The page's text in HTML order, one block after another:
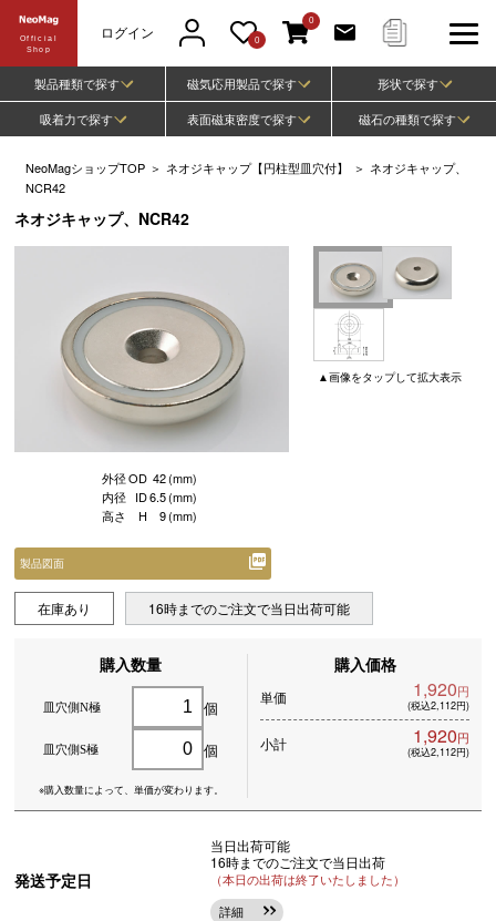
Official
Shop
ログイン 0
0
製品種類で探す 磁気応用製品で探す
形状で探す
吸着力で探す
表面磁束密度で探す 磁石の種類で探す
NeoMagショップTOP ＞ ネオジキャップ【円柱型皿穴付】 ＞ ネオジキャップ、
NCR42
ネオジキャップ、NCR42
▲画像をタップして拡大表示
外径OD 42(mm)
内径 ID6.5(mm)
高さ
H 9(mm)
製品図面
在庫あり 16時までのご注文で当日出荷可能
購入数量
皿穴側N極 個
皿穴側S極 個
※購入数量によって、 単価が変わります。
購入価格
単価 1,920円
(税込2,112円)
小計 1,920円
(税込2,112円)
発送予定日
当日出荷可能
16時までのご注文で当日出荷
（本日の出荷は終了いたしました）
詳細